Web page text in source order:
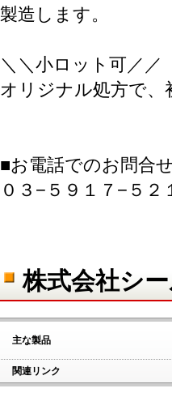
製造します。
＼＼小ロット可／／
オリジナル処方で、
■お電話でのお問合
０３−５９１７−５２
株式会社シ
主な製品
関連リンク